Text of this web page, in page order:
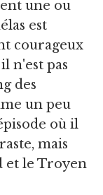
une ou
est
courageux
n'est pas
des
un peu
où il
mais
et le Troyen